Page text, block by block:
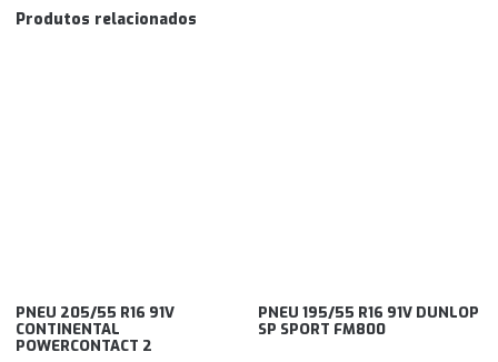
Produtos relacionados
PNEU 205/55 R16 91V
CONTINENTAL
POWERCONTACT 2
PNEU 195/55 R16 91V DUNLOP
SP SPORT FM800